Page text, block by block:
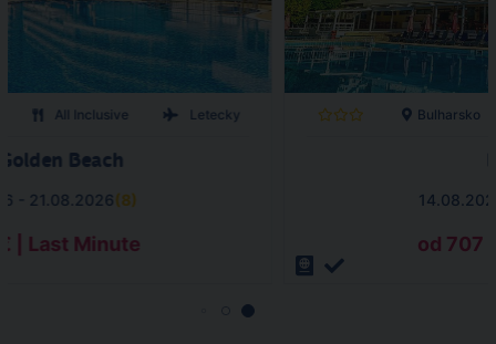
All Inclusive Letecky
Beach
- 21.08.2026(8)
| Last Minute
Bulharsko
od 707